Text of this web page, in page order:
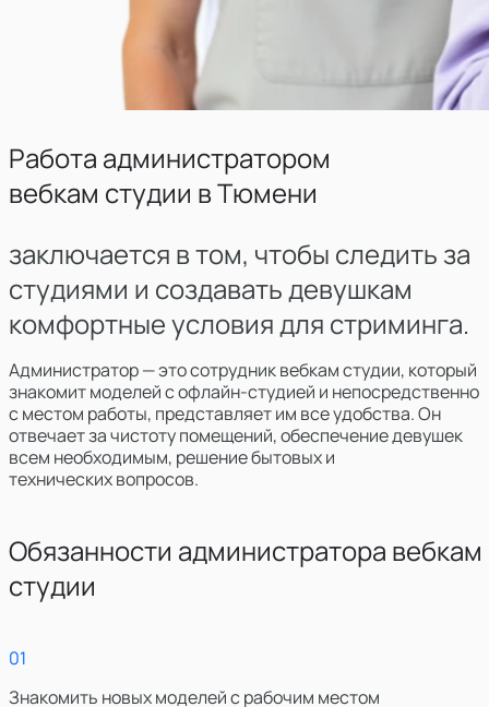
Работа администратором
вебкам студии вТюмени
заключается в том, чтобы следить за
студиями и создавать девушкам
комфортные условия для стриминга.
Администратор — это сотрудник вебкам студии, который
знакомит моделей с офлайн-студией и непосредственно
с местом работы, представляет им все удобства. Он
отвечает за чистоту помещений, обеспечение девушек
всем необходимым, решение бытовых и
технических вопросов.
Обязанности администратора вебкам
студии
01
Знакомить новых моделей с рабочим местом